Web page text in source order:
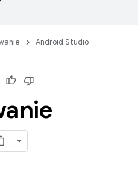
Android Studio